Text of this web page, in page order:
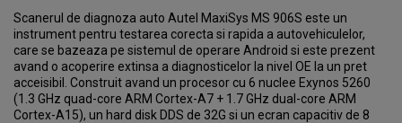
Scanerul de diagnoza auto Autel MaxiSys MS 906S este un
instrument pentru testarea corecta si rapida a autovehiculelor,
care se bazeaza pe sistemul de operare Android si este prezent
avand o acoperire extinsa a diagnosticelor la nivel OE la un pret
acceisibil. Construit avand un procesor cu 6 nuclee Exynos 5260
(1.3 GHz quad-core ARM Cortex-A7 + 1.7 GHz dual-core ARM
Cortex-A15), un hard disk DDS de 32G si un ecran capacitiv de 8